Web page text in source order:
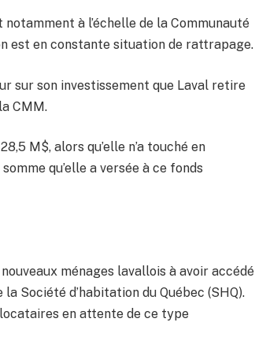
à l’échelle de la Communauté
est en constante situation de rattrapage.
sur son investissement que Laval retire
CMM.
M$, alors qu’elle n’a touché en
qu’elle a versée à ce fonds
ménages lavallois à avoir accédé
Société d’habitation du Québec (SHQ).
en attente de ce type